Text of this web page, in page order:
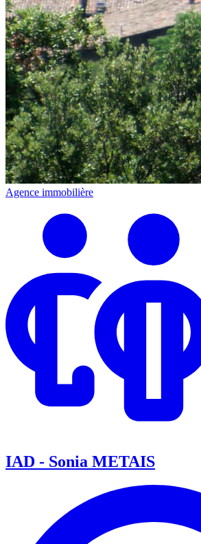
Agence immobilière
IAD - Sonia METAIS